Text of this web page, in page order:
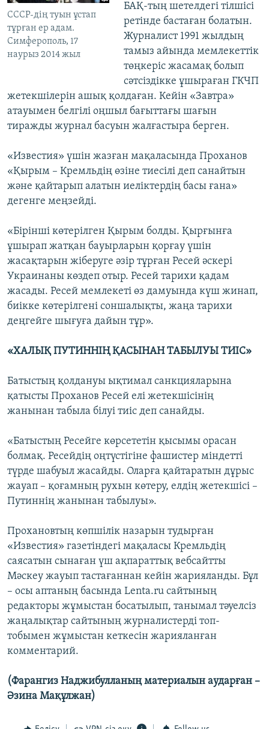
СССР-дің туын ұстап
тұрған ер адам.
Симферополь, 17
наурыз 2014 жыл
БАҚ-тың шетелдегі тілшісі
ретінде бастаған болатын.
Журналист 1991 жылдың
тамыз айында мемлекеттік
төңкеріс жасамақ болып
сәтсіздікке ұшыраған ГКЧП
жетекшілерін ашық қолдаған. Кейін «Завтра»
атауымен белгілі оңшыл бағыттағы шағын
тиражды журнал басуын жалғастыра берген.
«Известия» үшін жазған мақаласында Проханов
«Қырым – Кремльдің өзіне тиесілі деп санайтын
және қайтарып алатын иеліктердің басы ғана»
дегенге меңзейді.
«Бірінші көтерілген Қырым болды. Қырғынға
ұшырап жатқан бауырларын қорғау үшін
жасақтарын жіберуге әзір тұрған Ресей әскері
Украинаны көздеп отыр. Ресей тарихи қадам
жасады. Ресей мемлекеті өз дамуында күш жинап,
биікке көтерілгені соншалықты, жаңа тарихи
деңгейге шығуға дайын тұр».
«ХАЛЫҚ ПУТИННІҢ ҚАСЫНАН ТАБЫЛУЫ ТИІС»
Батыстың қолдануы ықтимал санкцияларына
қатысты Проханов Ресей елі жетекшісінің
жанынан табыла білуі тиіс деп санайды.
«Батыстың Ресейге көрсететін қысымы орасан
болмақ. Ресейдің оңтүстігіне фашистер міндетті
түрде шабуыл жасайды. Оларға қайтаратын дұрыс
жауап – қоғамның рухын көтеру, елдің жетекшісі –
Путиннің жанынан табылуы».
Прохановтың көпшілік назарын тудырған
«Известия» газетіндегі мақаласы Кремльдің
саясатын сынаған үш ақпараттық вебсайтты
Мәскеу жауып тастағаннан кейін жарияланды. Бұл
– осы аптаның басында Lenta.ru сайтының
редакторы жұмыстан босатылып, танымал тәуелсіз
жаңалықтар сайтының журналистерді топ-
тобымен жұмыстан кеткесін жарияланған
комментарий.
(Фарангиз Наджибулланың материалын аударған –
Әзина Мақұлжан)